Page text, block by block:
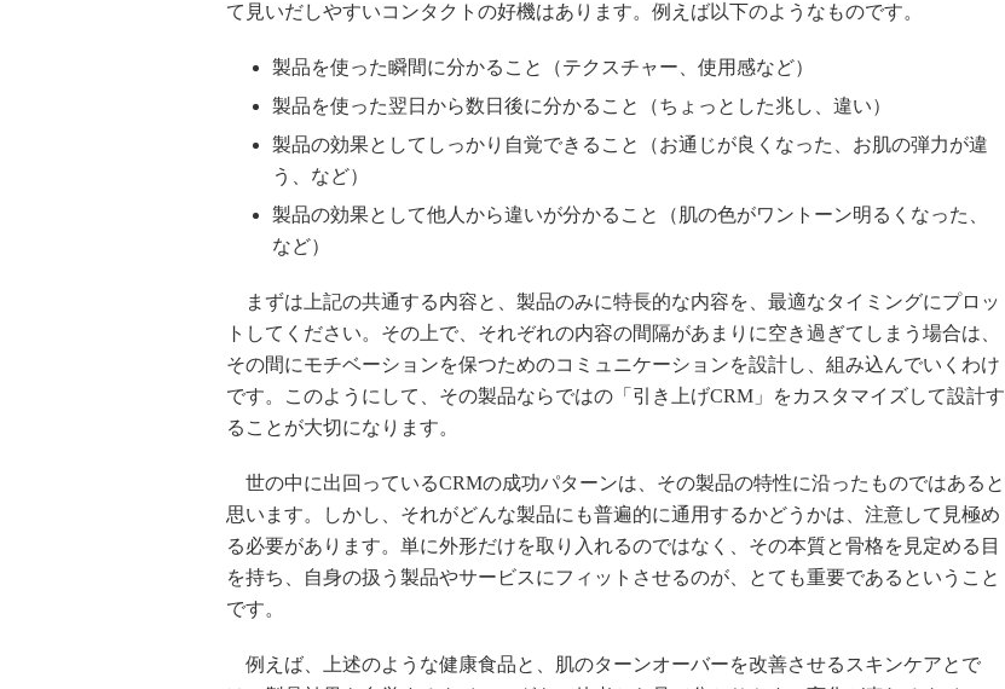
て見いだしやすいコンタクトの好機はあります。例えば以下のようなものです。
製品を使った瞬間に分かること（テクスチャー、使用感など）
製品を使った翌日から数日後に分かること（ちょっとした兆し、違い）
製品の効果としてしっかり自覚できること（お通じが良くなった、お肌の弾力が違
う、など）
製品の効果として他人から違いが分かること（肌の色がワントーン明るくなった、
など）
まずは上記の共通する内容と、製品のみに特長的な内容を、最適なタイミングにプロッ
トしてください。その上で、それぞれの内容の間隔があまりに空き過ぎてしまう場合は、
その間にモチベーションを保つためのコミュニケーションを設計し、組み込んでいくわけ
です。このようにして、その製品ならではの「引き上げCRM」をカスタマイズして設計す
ることが大切になります。
世の中に出回っているCRMの成功パターンは、その製品の特性に沿ったものではあると
思います。しかし、それがどんな製品にも普遍的に通用するかどうかは、注意して見極め
る必要があります。単に外形だけを取り入れるのではなく、その本質と骨格を見定める目
を持ち、自身の扱う製品やサービスにフィットさせるのが、とても重要であるということ
です。
例えば、上述のような健康食品と、肌のターンオーバーを改善させるスキンケアとで